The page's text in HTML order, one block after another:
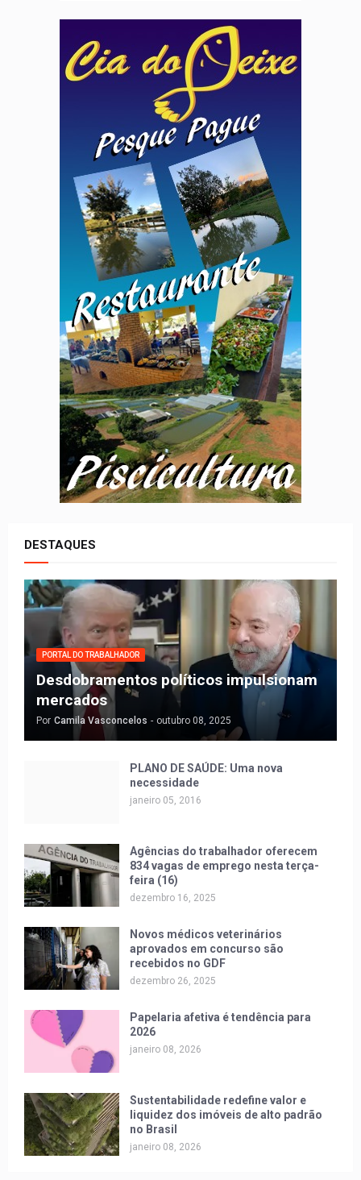
DESTAQUES
PORTAL DO TRABALHADOR
Desdobramentos políticos impulsionam
mercados
Por Camila Vasconcelos - outubro 08, 2025
PLANO DE SAÚDE: Uma nova
necessidade
janeiro 05, 2016
Agências do trabalhador oferecem
834 vagas de emprego nesta terça-
feira (16)
dezembro 16, 2025
Novos médicos veterinários
aprovados em concurso são
recebidos no GDF
dezembro 26, 2025
Papelaria afetiva é tendência para
2026
janeiro 08, 2026
Sustentabilidade redefine valor e
liquidez dos imóveis de alto padrão
no Brasil
janeiro 08, 2026